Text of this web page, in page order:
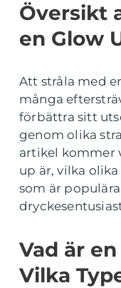
Översikt
en Glow
Att stråla med
många
förbättra sitt
genom olika
artikel kommer
up är, vilka
som är
Vad är
Vilka